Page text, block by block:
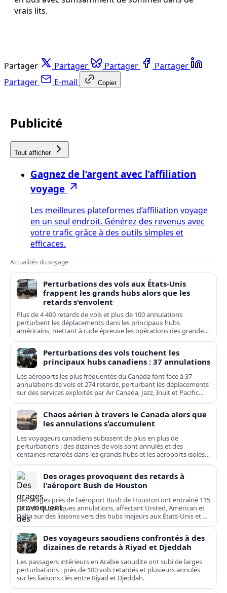
vrais lits.
Partager Partager Partager
Partager
Partager
E-mail Copier
Publicité
Tout afficher
Gagnez de l’argent avec l’affiliation
voyage
Les meilleures plateformes d’affiliation voyage
en un seul endroit. Générez des revenus avec
votre trafic grâce à des outils simples et
efficaces.
Actualités du voyage
Perturbations des vols aux États-Unis
frappent les grands hubs alors que les
retards s'envolent
Plus de 4 400 retards de vols et plus de 100 annulations
perturbent les déplacements dans les principaux hubs
américains, mettant à rude épreuve les opérations des grandes
Perturbations des vols touchent les
principaux hubs canadiens : 37 annulations
Les aéroports les plus fréquentés du Canada font face à 37
annulations de vols et 274 retards, perturbant les déplacements
sur des services exploités par Air Canada, Jazz, Inuit et Pacific
Chaos aérien à travers le Canada alors que
les annulations s'accumulent
Les voyageurs canadiens subissent de plus en plus de
perturbations : des dizaines de vols sont annulés et des
centaines retardés dans les grands hubs et les aéroports isolés,
Des orages provoquent des retards à
l'aéroport Bush de Houston
Des orages près de l'aéroport Bush de Houston ont entraîné 115
retards et quelques annulations, affectant United, American et
Delta sur des liaisons vers des hubs majeurs aux États-Unis et en
Europe.
Des voyageurs saoudiens confrontés à des
dizaines de retards à Riyad et Djeddah
Les passagers intérieurs en Arabie saoudite ont subi de larges
perturbations : près de 100 vols retardés et plusieurs annulés
sur les liaisons clés entre Riyad et Djeddah.